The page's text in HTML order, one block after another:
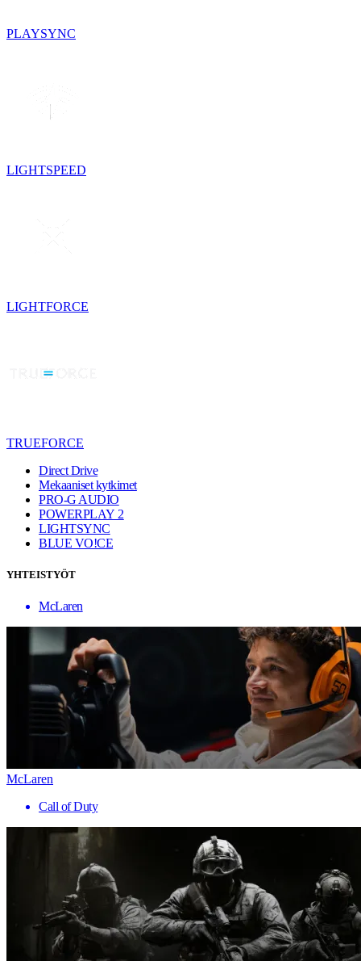
PLAYSYNC
LIGHTSPEED
LIGHTFORCE
TRUEFORCE
Direct Drive
Mekaaniset kytkimet
PRO-G AUDIO
POWERPLAY 2
LIGHTSYNC
BLUE VO!CE
YHTEISTYÖT
McLaren
McLaren
Call of Duty